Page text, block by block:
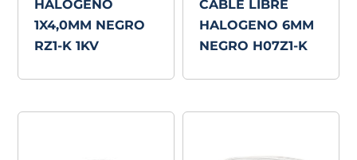
HALOGENO
1X4,0MM NEGRO
RZ1-K 1KV
CABLE LIBRE
HALOGENO 6MM
NEGRO H07Z1-K